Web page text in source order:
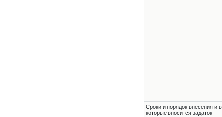
Сроки и порядок внесения и
которые вносится задаток